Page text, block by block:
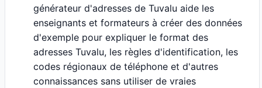
générateur d'adresses de Tuvalu aide les
enseignants et formateurs à créer des données
d'exemple pour expliquer le format des
adresses Tuvalu, les règles d'identification, les
codes régionaux de téléphone et d'autres
connaissances sans utiliser de vraies